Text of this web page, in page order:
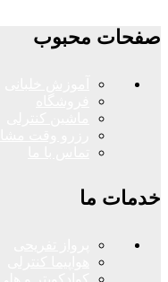
صفحات محبوب
خدمات ما